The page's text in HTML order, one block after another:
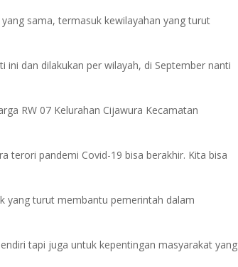
sama, termasuk kewilayahan yang turut
ini dan dilakukan per wilayah, di September nanti
RW 07 Kelurahan Cijawura Kecamatan
terori pandemi Covid-19 bisa berakhir. Kita bisa
yang turut membantu pemerintah dalam
tapi juga untuk kepentingan masyarakat yang